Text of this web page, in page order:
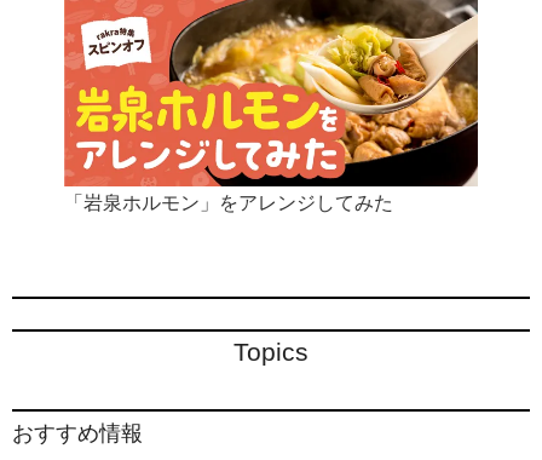
「岩泉ホルモン」をアレンジしてみた
Topics
おすすめ情報